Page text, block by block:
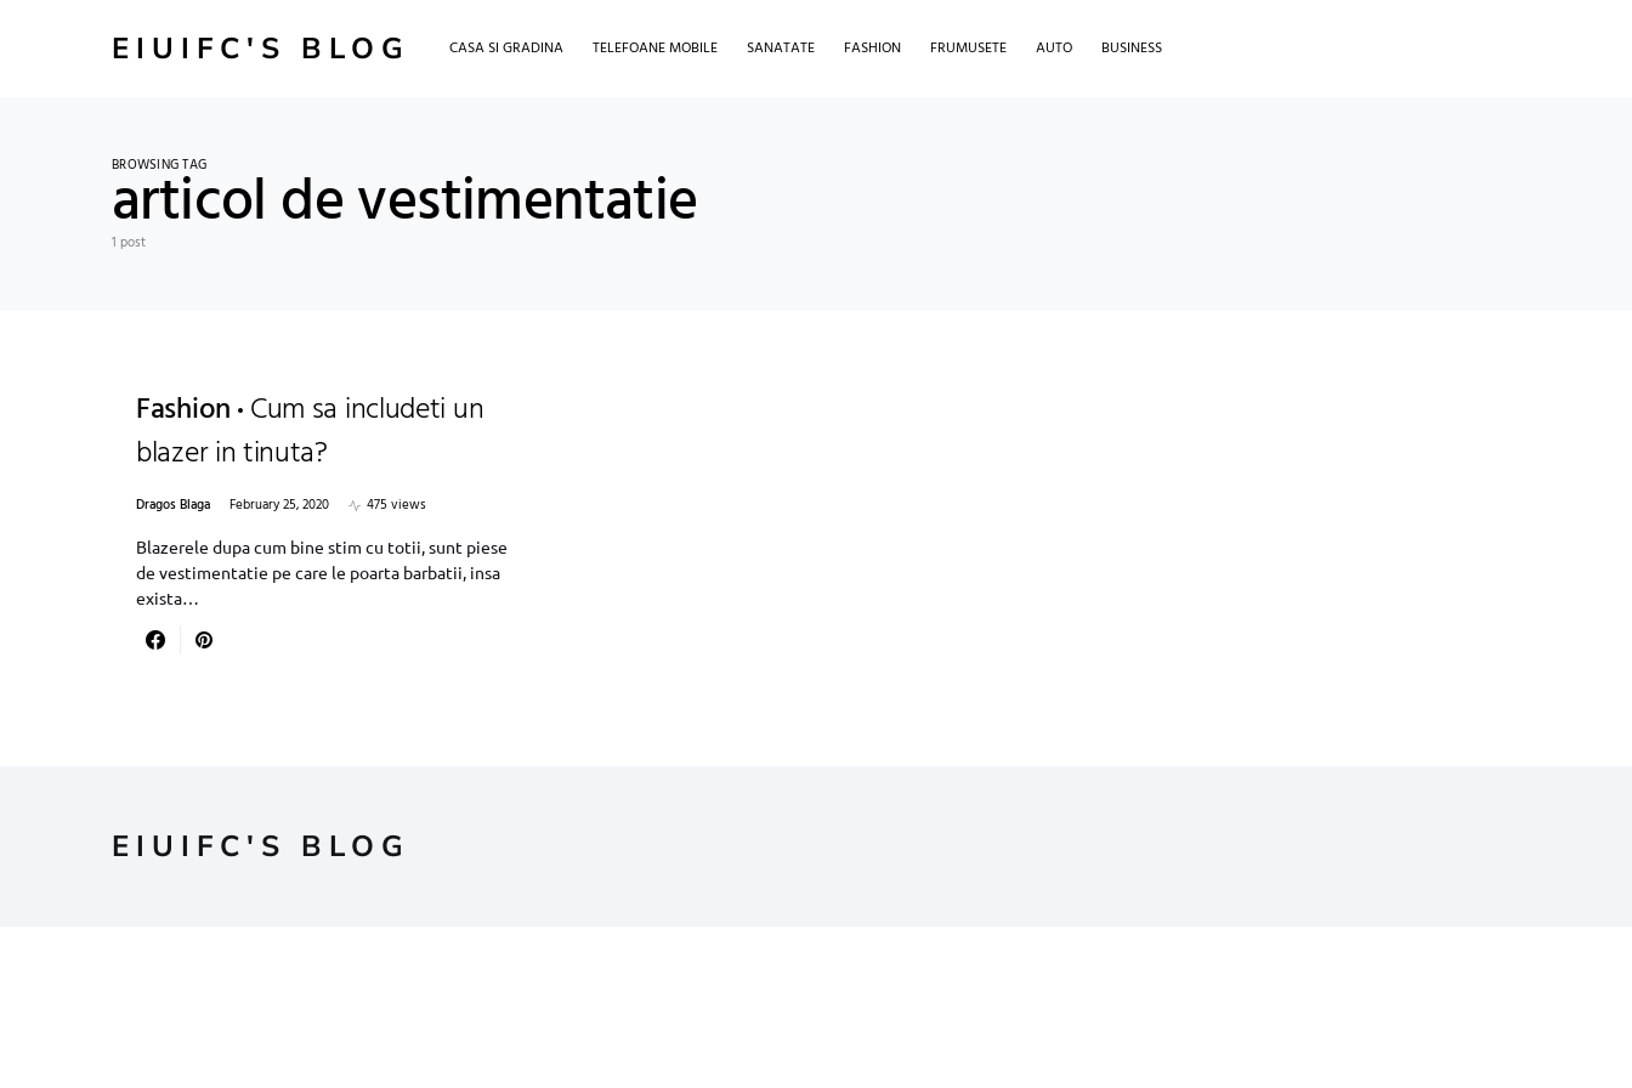
EIUIFC'S BLOG CASA SI GRADINA TELEFOANE MOBILE SANATATE FASHION FRUMUSETE AUTO BUSINESS
BROWSING TAG
articol de vestimentatie
1 post
Fashion Cum sa includeti un
blazer in tinuta?
Dragos Blaga February 25, 2020
475 views
Blazerele dupa cum bine stim cu totii, sunt piese
de vestimentatie pe care le poarta barbatii, insa
exista…
EIUIFC'S BLOG